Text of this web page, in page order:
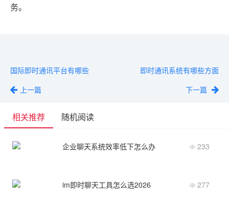
务。
国际即时通讯平台有哪些
上一篇
即时通讯系统有哪些方面
下一篇
相关推荐 随机阅读
企业聊天系统效率低下怎么办 233
im即时聊天工具怎么选2026 277